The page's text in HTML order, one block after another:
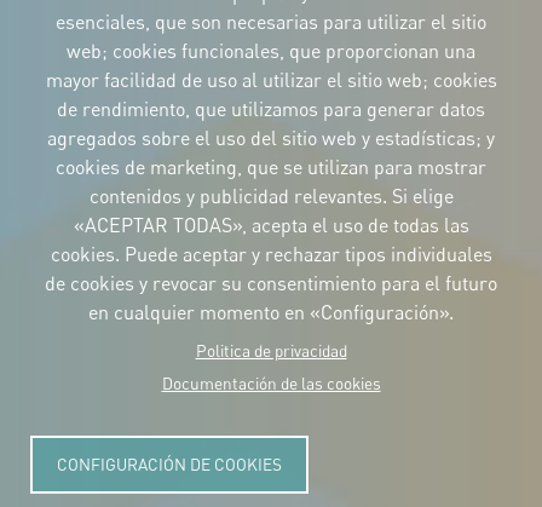
IDENTIDAD CORPORATIVA
Descargue
los logotipos
y el manual
NEWSLETTER
CONTACTO
Carrer Avinyó, 15
08002 Barcelona
culture@uclg.org
esenciales, que son necesarias para utilizar el sitio
web; cookies funcionales, que proporcionan una
mayor facilidad de uso al utilizar el sitio web; cookies
de rendimiento, que utilizamos para generar datos
agregados sobre el uso del sitio web y estadísticas; y
cookies de marketing, que se utilizan para mostrar
contenidos y publicidad relevantes. Si elige
«ACEPTAR TODAS», acepta el uso de todas las
cookies. Puede aceptar y rechazar tipos individuales
de cookies y revocar su consentimiento para el futuro
en cualquier momento en «Configuración».
Politica de privacidad
Documentación de las cookies
CONFIGURACIÓN DE COOKIES